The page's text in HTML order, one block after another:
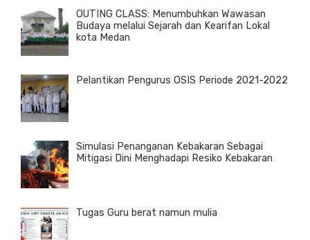
OUTING CLASS: Menumbuhkan Wawasan
Budaya melalui Sejarah dan Kearifan Lokal
kota Medan
Pelantikan Pengurus OSIS Periode 2021-2022
Simulasi Penanganan Kebakaran Sebagai
Mitigasi Dini Menghadapi Resiko Kebakaran
Tugas Guru berat namun mulia